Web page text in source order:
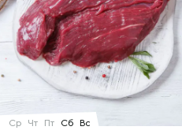
Ср Чт Пт Сб Вс